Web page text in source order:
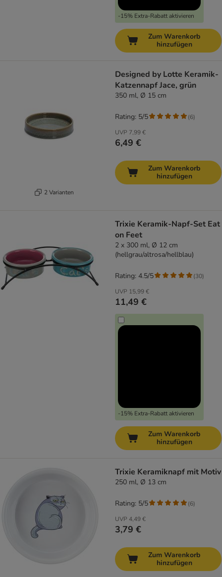
-15% Extra-Rabatt aktivieren
Zum Warenkorb
hinzufügen
2 Varianten
Designed by Lotte Keramik-
Katzennapf Jace, grün
350 ml, Ø 15 cm
UVP 7,99 €
6,49 €
Rating: 5/5 (6)
Zum Warenkorb
hinzufügen
Trixie Keramik-Napf-Set Eat
on Feet
2 x 300 ml, Ø 12 cm
(hellgrau/altrosa/hellblau)
UVP 15,99 €
11,49 €
-15% Extra-Rabatt aktivieren
Rating: 4.5/5 (30)
Zum Warenkorb
hinzufügen
Trixie Keramiknapf mit Motiv
250 ml, Ø 13 cm
UVP 4,49 €
3,79 €
Rating: 5/5 (6)
Zum Warenkorb
hinzufügen